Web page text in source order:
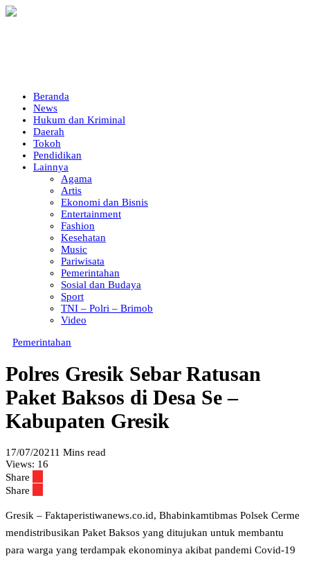
Beranda
News
Hukum dan Kriminal
Daerah
Tokoh
Pendidikan
Lainnya
Agama
Artis
Ekonomi dan Bisnis
Entertainment
Fashion
Kesehatan
Music
Pariwisata
Pemerintahan
Sosial dan Budaya
Sport
TNI – Polri – Brimob
Video
Pemerintahan
Polres Gresik Sebar Ratusan
Paket Baksos di Desa Se –
Kabupaten Gresik
17/07/20211 Mins read
Views: 16
Share
Share
Gresik – Faktaperistiwanews.co.id, Bhabinkamtibmas Polsek Cerme
mendistribusikan Paket Baksos yang ditujukan untuk membantu
para warga yang terdampak ekonominya akibat pandemi Covid-19